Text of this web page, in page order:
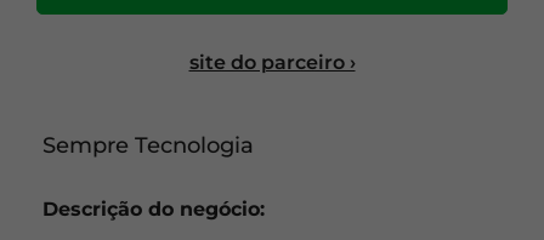
site do parceiro ›
Sempre Tecnologia
Descrição do negócio: